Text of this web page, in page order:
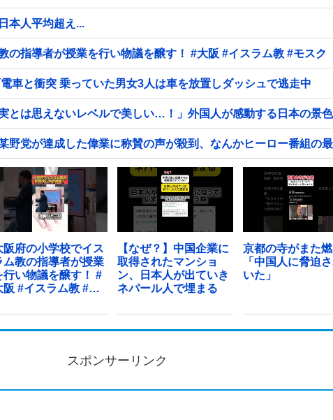
本人平均超え...
大阪府の小学校でイスラム教の指導者が授業を行い物議を醸す！ #大阪 #イスラム教 #モスク
車と衝突 乗っていた男女3人は車を放置しダッシュで逃走中
とは思えないレベルで美しい…！」外国人が感動する日本の景
野党が達成した偉業に称賛の声が殺到、なんかヒーロー番組
阪府の小学校でイス
ム教の指導者が授業
行い物議を醸す！ #
スラム教 #モ
【なぜ？】中国企業に
取得されたマンショ
ン、日本人が出ていき
ネパール人で埋まる
京都の寺がまた
「中国人に脅迫
いた」
スポンサーリンク